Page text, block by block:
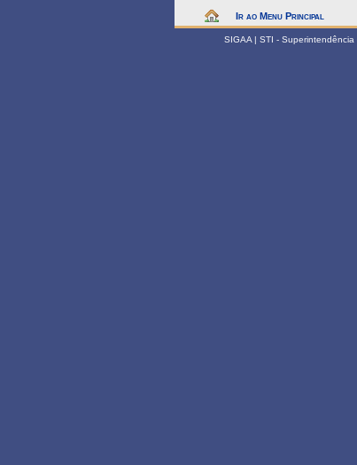
Ir ao Menu Principal
SIGAA | STI -